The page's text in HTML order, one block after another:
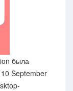
была
September